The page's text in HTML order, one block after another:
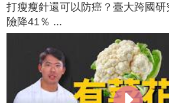
打瘦瘦針還可以防癌？臺大跨國
險降41％ ...